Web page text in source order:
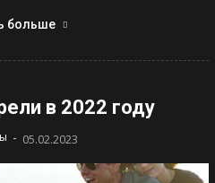
больше
в 2022 году
- 05.02.2023